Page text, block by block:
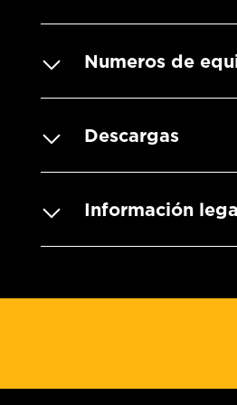
Numeros de
Descargas
Información